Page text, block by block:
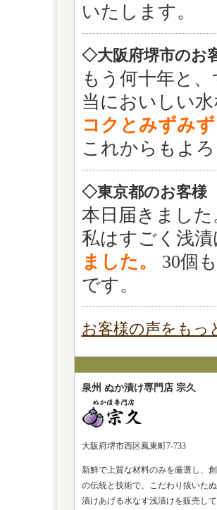
いたします。
◇大阪府堺市のお
もう何十年と
当においしい水
コクとみずみ
これからもよ
◇東京都のお客様
本日届きまし
私はすごく浅
ました。
30個
です。
お客様の声をもっ
泉州 ぬか漬け専門店 宗久
大阪府堺市西区鳳東町7-733
新鮮で上質な材料のみを厳選し、
の伝統と技術で、こだわり抜いた
漬けあげる水なす浅漬けを販売し